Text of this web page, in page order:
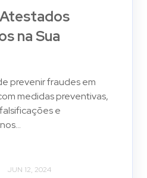
na Sua
prevenir fraudes em
medidas preventivas,
e
JUN 12, 2024